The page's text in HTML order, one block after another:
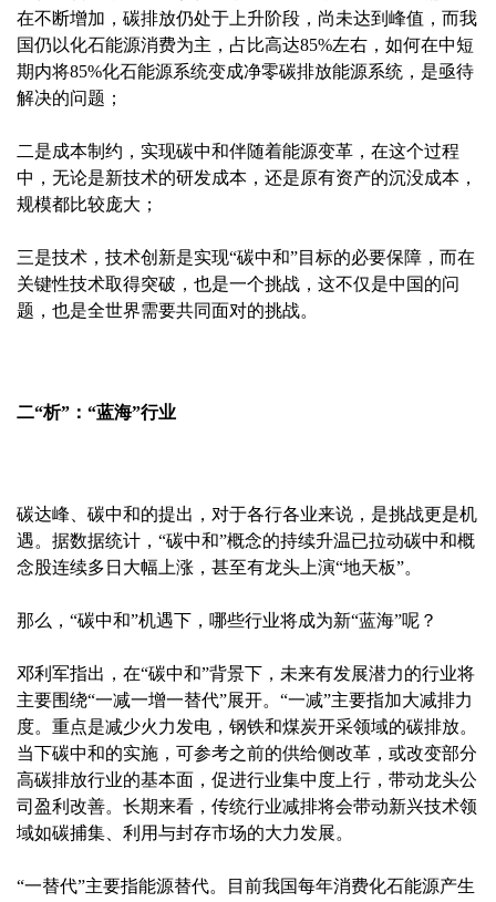
在不断增加，碳排放仍处于上升阶段，尚未达到峰值，而我
国仍以化石能源消费为主，占比高达85%左右，如何在中短
期内将85%化石能源系统变成净零碳排放能源系统，是亟待
解决的问题；
二是成本制约，实现碳中和伴随着能源变革，在这个过程
中，无论是新技术的研发成本，还是原有资产的沉没成本，
规模都比较庞大；
三是技术，技术创新是实现“碳中和”目标的必要保障，而在
关键性技术取得突破，也是一个挑战，这不仅是中国的问
题，也是全世界需要共同面对的挑战。
二“析”：“蓝海”行业
碳达峰、碳中和的提出，对于各行各业来说，是挑战更是机
遇。据数据统计，“碳中和”概念的持续升温已拉动碳中和概
念股连续多日大幅上涨，甚至有龙头上演“地天板”。
那么，“碳中和”机遇下，哪些行业将成为新“蓝海”呢？
邓利军指出，在“碳中和”背景下，未来有发展潜力的行业将
主要围绕“一减一增一替代”展开。“一减”主要指加大减排力
度。重点是减少火力发电，钢铁和煤炭开采领域的碳排放。
当下碳中和的实施，可参考之前的供给侧改革，或改变部分
高碳排放行业的基本面，促进行业集中度上行，带动龙头公
司盈利改善。长期来看，传统行业减排将会带动新兴技术领
域如碳捕集、利用与封存市场的大力发展。
“一替代”主要指能源替代。目前我国每年消费化石能源产生